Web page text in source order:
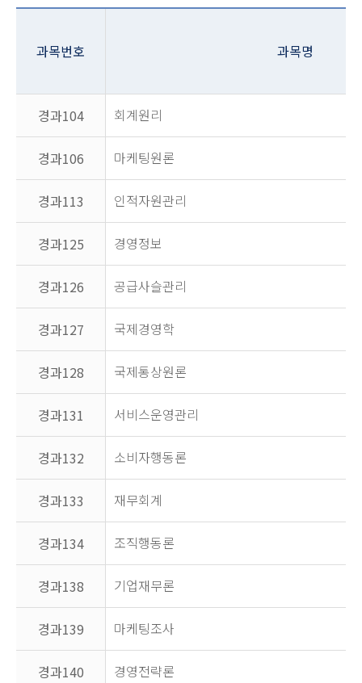
과목번호 과목명
경과104 회계원리
경과106 마케팅원론
경과113 인적자원관리
경과125 경영정보
경과126 공급사슬관리
경과127 국제경영학
경과128 국제통상원론
경과131 서비스운영관리
경과132 소비자행동론
경과133 재무회계
경과134 조직행동론
경과138 기업재무론
경과139 마케팅조사
경과140 경영전략론